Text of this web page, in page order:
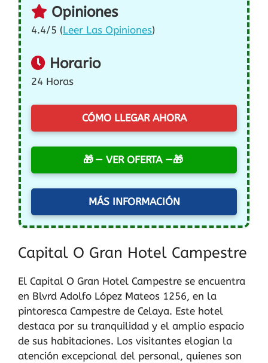
Opiniones
4.4/5 (Leer Las Opiniones)
Horario
24 Horas
CÓMO LLEGAR AHORA
— VER OFERTA —
MÁS INFORMACIÓN
Capital O Gran Hotel Campestre
El Capital O Gran Hotel Campestre se encuentra
en Blvrd Adolfo López Mateos 1256, en la
pintoresca Campestre de Celaya. Este hotel
destaca por su tranquilidad y el amplio espacio
de sus habitaciones. Los visitantes elogian la
atención excepcional del personal, quienes son